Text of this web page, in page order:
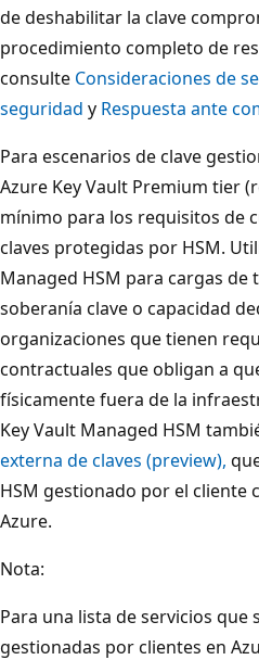
de deshabilitar la clave
procedimiento completo de
consulte Consideraciones de
seguridad y Respuesta ante
Para escenarios de clave
Azure Key Vault Premium tier
mínimo para los requisitos de
claves protegidas por HSM.
Managed HSM para cargas
soberanía clave o capacidad
organizaciones que tienen
contractuales que obligan a
físicamente fuera de la
Key Vault Managed HSM
externa de claves (preview),
HSM gestionado por el cliente
Azure.
Nota:
Para una lista de servicios que
gestionadas por clientes en